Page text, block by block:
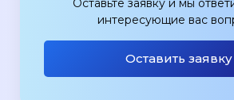
интересующие вас
Оставить заявку